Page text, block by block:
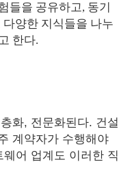
들을 공유하고, 동기
양한 지식들을 나누
한다.
화, 전문화된다. 건설
계약자가 수행해야
어 업계도 이러한 직